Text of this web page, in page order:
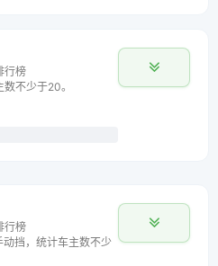
行榜
不少于20。
行榜
挡，统计车主数不少